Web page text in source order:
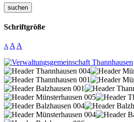
suchen
Schriftgröße
A A A